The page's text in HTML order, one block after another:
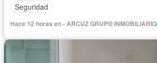
Seguridad
Hace 12 horas en - ARCUZ GRUPO INMOBILIARIO